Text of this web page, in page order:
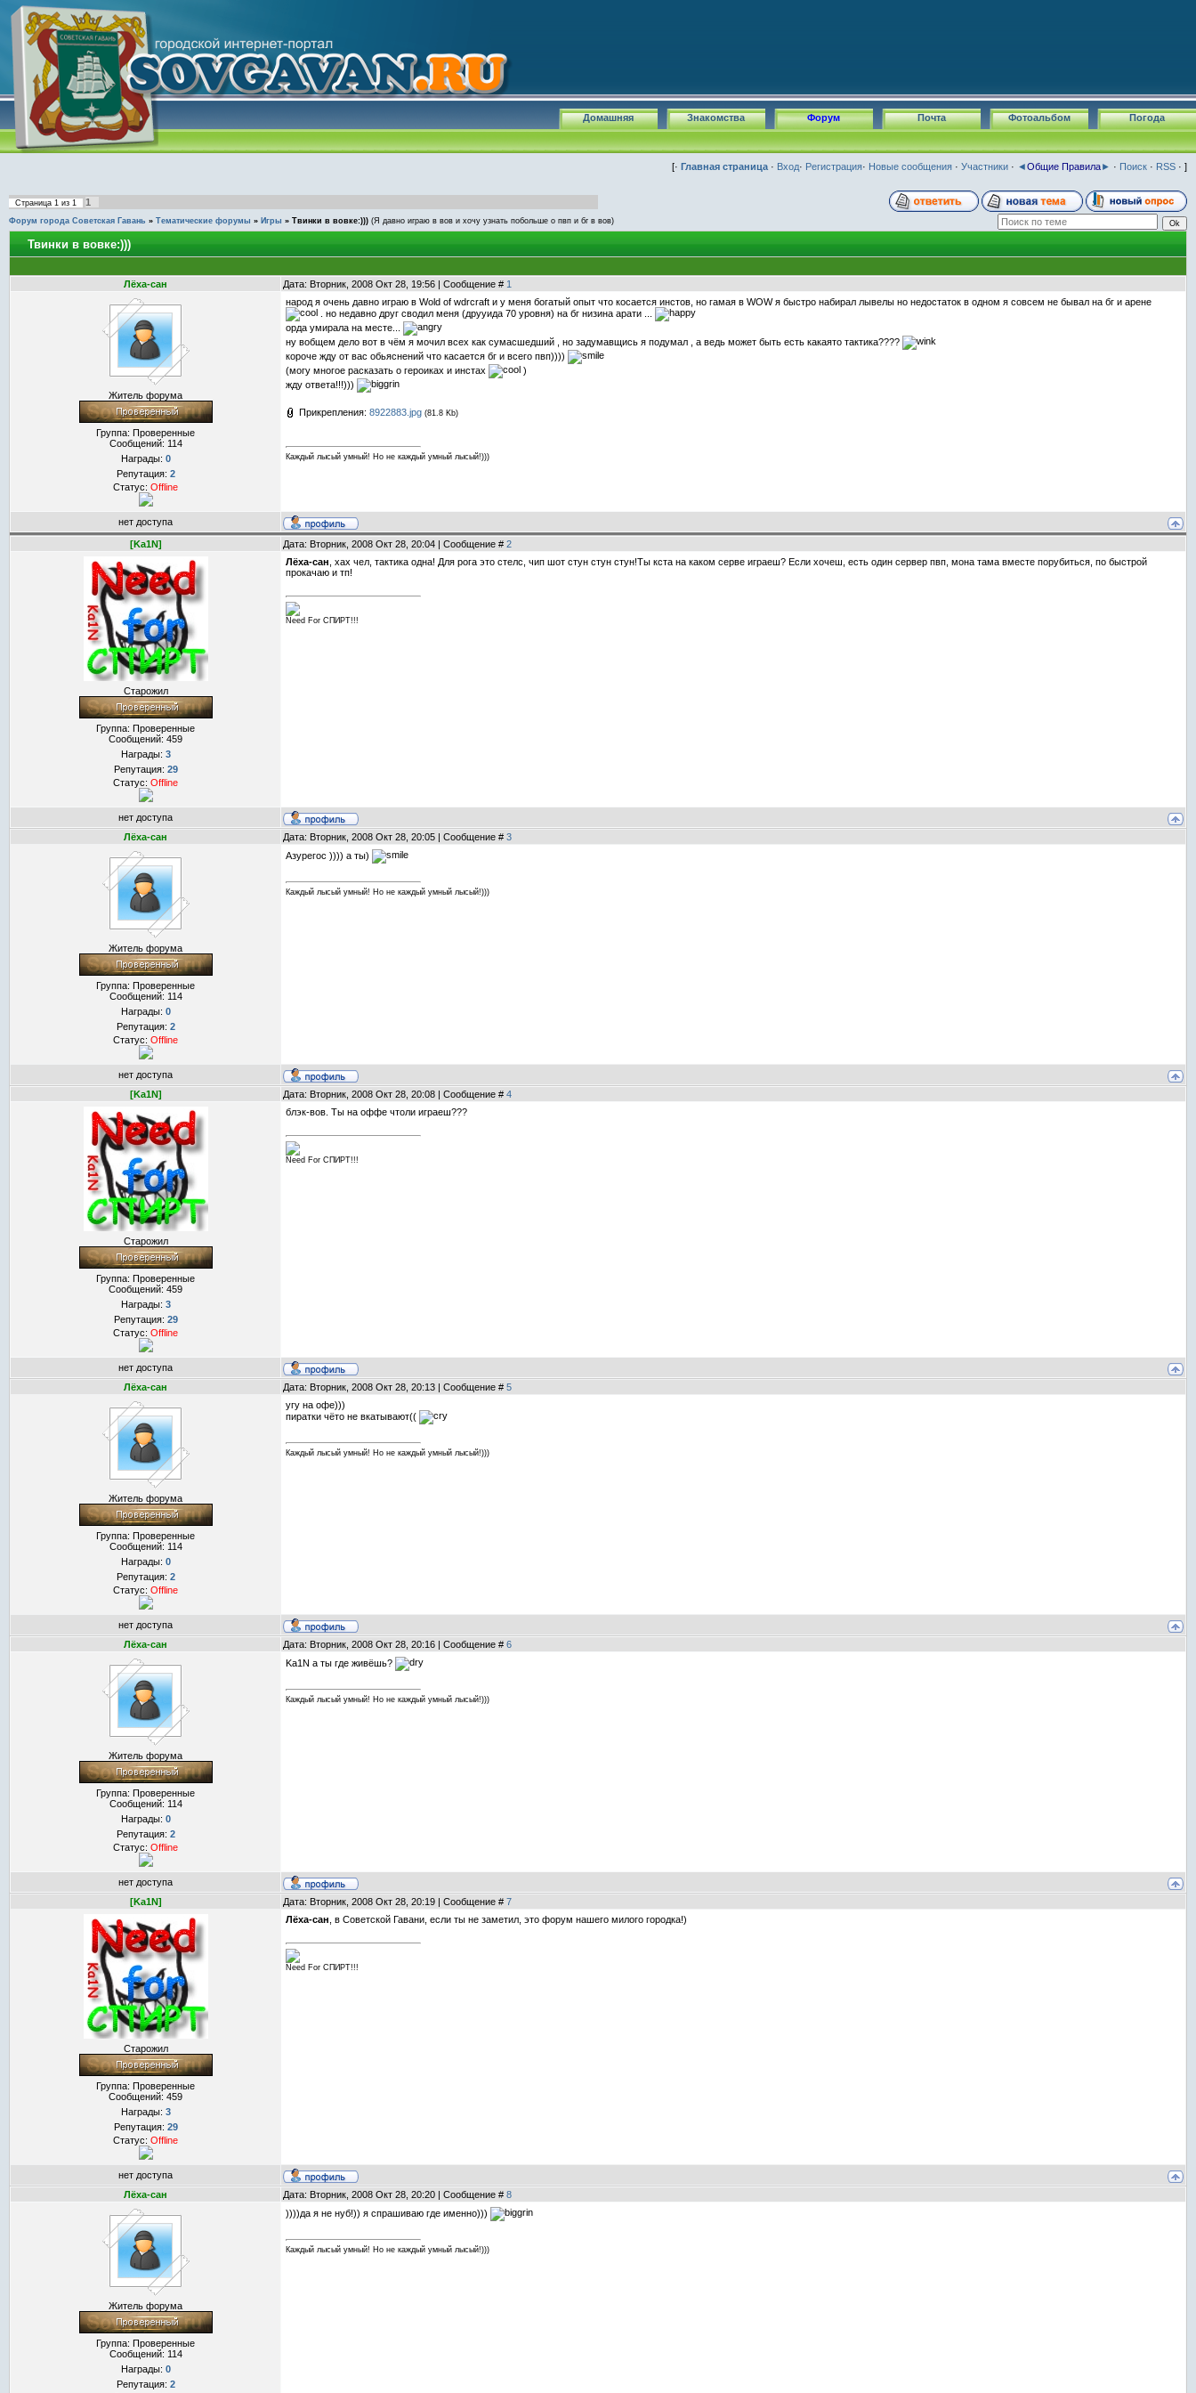
Погода
Фотоальбом
Почта
Форум
Знакомства
Домашняя
[· Главная страница · Вход· Регистрация· Новые сообщения · Участники · ◄Общие Правила► · Поиск · RSS · ]
Страница 1 из 1 1
Форум города Советская Гавань » Тематические форумы » Игры » Твинки в вовке:))) (Я давно играю в вов и хочу узнать побольше о пвп и бг в вов)
Твинки в вовке:)))
Лёха-сан Дата: Вторник, 2008 Окт 28, 19:56 | Сообщение # 1
Житель форума
Группа: Проверенные
Сообщений: 114
Награды: 0
Репутация: 2
Статус: Offline
народ я очень давно играю в Wold of wdrcraft и у меня богатый опыт что косается инстов, но гамая в WOW я быстро набирал лывелы но недостаток в одном я совсем не бывал на бг и арене
. но недавно друг сводил меня (друуида 70 уровня) на бг низина арати ...
орда умирала на месте...
ну вобщем дело вот в чём я мочил всех как сумасшедший , но задумавщись я подумал , а ведь может быть есть какаято тактика????
короче жду от вас обьяснений что касается бг и всего пвп))))
(могу многое расказать о героиках и инстах
)
жду ответа!!!)))
Прикрепления: 8922883.jpg (81.8 Kb)
Каждый лысый умный! Но не каждый умный лысый!)))
нет доступа
[Ka1N] Дата: Вторник, 2008 Окт 28, 20:04 | Сообщение # 2
Старожил
Группа: Проверенные
Сообщений: 459
Награды: 3
Репутация: 29
Статус: Offline
Лёха-сан , хах чел, тактика одна! Для рога это стелс, чип шот стун стун стун!Ты кста на каком серве играеш? Если хочеш, есть один сервер пвп, мона тама вместе порубиться, по быстрой
прокачаю и тп!
Need For СПИРТ!!!
нет доступа
Лёха-сан
Дата: Вторник, 2008 Окт 28, 20:05 | Сообщение # 3
Житель форума
Группа: Проверенные
Сообщений: 114
Награды: 0
Репутация: 2
Статус: Offline
Азурегос )))) а ты)
Каждый лысый умный! Но не каждый умный лысый!)))
нет доступа
[Ka1N]
Дата: Вторник, 2008 Окт 28, 20:08 | Сообщение # 4
Старожил
Группа: Проверенные
Сообщений: 459
Награды: 3
Репутация: 29
Статус: Offline
блэк-вов. Ты на оффе чтоли играеш???
Need For СПИРТ!!!
нет доступа
Лёха-сан
Дата: Вторник, 2008 Окт 28, 20:13 | Сообщение # 5
Житель форума
Группа: Проверенные
Сообщений: 114
Награды: 0
Репутация: 2
Статус: Offline
угу на офе)))
пиратки чёто не вкатывают((
Каждый лысый умный! Но не каждый умный лысый!)))
нет доступа
Лёха-сан
Дата: Вторник, 2008 Окт 28, 20:16 | Сообщение # 6
Житель форума
Группа: Проверенные
Сообщений: 114
Награды: 0
Репутация: 2
Статус: Offline
Ka1N а ты где живёшь?
Каждый лысый умный! Но не каждый умный лысый!)))
нет доступа
[Ka1N]
Дата: Вторник, 2008 Окт 28, 20:19 | Сообщение # 7
Старожил
Группа: Проверенные
Сообщений: 459
Награды: 3
Репутация: 29
Статус: Offline
Лёха-сан , в Советской Гавани, если ты не заметил, это форум нашего милого городка!)
Need For СПИРТ!!!
нет доступа
Лёха-сан
Дата: Вторник, 2008 Окт 28, 20:20 | Сообщение # 8
Житель форума
Группа: Проверенные
Сообщений: 114
Награды: 0
Репутация: 2
))))да я не нуб!)) я спрашиваю где именно)))
Каждый лысый умный! Но не каждый умный лысый!)))